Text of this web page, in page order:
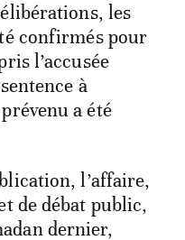
les
confirmés pour
l’accusée
à
a été
l’affaire,
de débat public,
dernier,